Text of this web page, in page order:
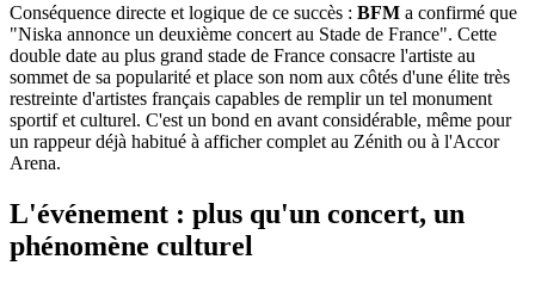
Conséquence directe et logique de ce succès : BFM a confirmé que
"Niska annonce un deuxième concert au Stade de France". Cette
double date au plus grand stade de France consacre l'artiste au
sommet de sa popularité et place son nom aux côtés d'une élite très
restreinte d'artistes français capables de remplir un tel monument
sportif et culturel. C'est un bond en avant considérable, même pour
un rappeur déjà habitué à afficher complet au Zénith ou à l'Accor
Arena.
L'événement : plus qu'un concert, un
phénomène culturel